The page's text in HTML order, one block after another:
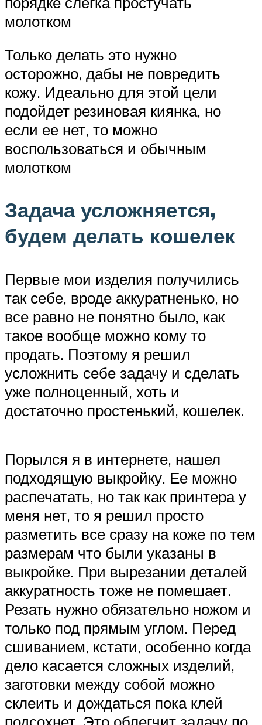
молотком
Только делать это нужно
осторожно, дабы не повредить
кожу. Идеально для этой цели
подойдет резиновая киянка, но
если ее нет, то можно
воспользоваться и обычным
молотком
Задача усложняется,
будем делать кошелек
Первые мои изделия получились
так себе, вроде аккуратненько, но
все равно не понятно было, как
такое вообще можно кому то
продать. Поэтому я решил
усложнить себе задачу и сделать
уже полноценный, хоть и
достаточно простенький, кошелек.
Порылся я в интернете, нашел
подходящую выкройку. Ее можно
распечатать, но так как принтера у
меня нет, то я решил просто
разметить все сразу на коже по тем
размерам что были указаны в
выкройке. При вырезании деталей
аккуратность тоже не помешает.
Резать нужно обязательно ножом и
только под прямым углом. Перед
сшиванием, кстати, особенно когда
дело касается сложных изделий,
заготовки между собой можно
склеить и дождаться пока клей